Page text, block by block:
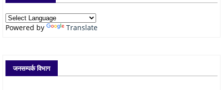
Powered by Translate
जनसम्पर्क विभाग